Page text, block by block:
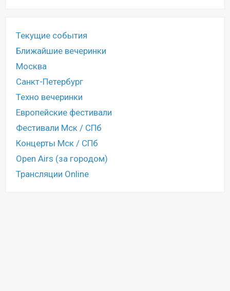
Текущие события
Ближайшие вечеринки
Москва
Санкт-Петербург
Техно вечеринки
Европейские фестивали
Фестивали Мск / СПб
Концерты Мск / СПб
Open Airs (за городом)
Трансляции Online